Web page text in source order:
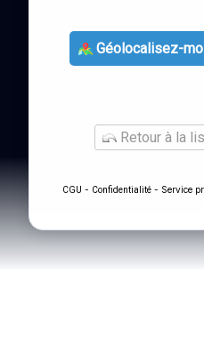
Géolocalisez-
Retour à la
CGU - Confidentialité - Service